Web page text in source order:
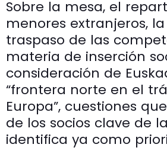
Sobre la mesa, el
menores extranjeros,
traspaso de las
materia de inserción
consideración de
“frontera norte en el
Europa”, cuestiones
de los socios clave de
identifica ya como